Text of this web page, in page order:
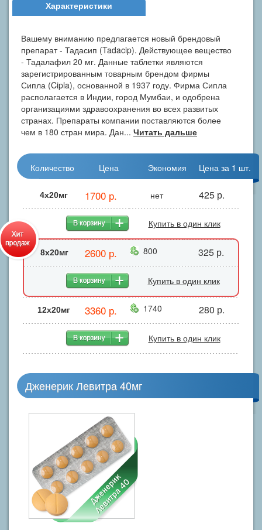
Характеристики
Вашему вниманию предлагается новый брендовый
препарат - Тадасип (Tadacip). Действующее вещество
- Тадалафил 20 мг. Данные таблетки являются
зарегистрированным товарным брендом фирмы
Сипла (Cipla), основанной в 1937 году. Фирма Сипла
располагается в Индии, город Мумбаи, и одобрена
организациями здравоохранения во всех развитых
странах. Препараты компании поставляются более
чем в 180 стран мира. Дан... Читать дальше
Количество Цена Экономия Цена за 1 шт.
4x20мг 1700 р. нет 425 р.
Купить в один клик
8x20мг 2600 р. 800 325 р.
Купить в один клик
12x20мг 3360 р. 1740 280 р.
Купить в один клик
Дженерик Левитра 40мг